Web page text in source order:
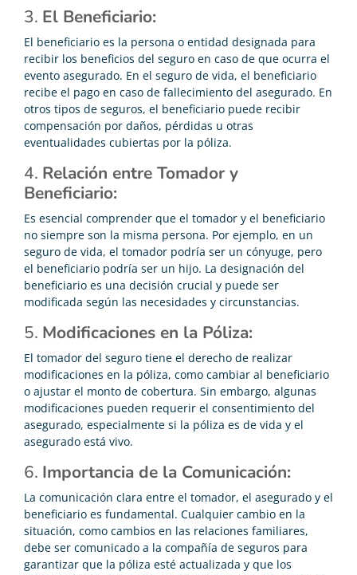
3. El Beneficiario:
El beneficiario es la persona o entidad designada para
recibir los beneficios del seguro en caso de que ocurra el
evento asegurado. En el seguro de vida, el beneficiario
recibe el pago en caso de fallecimiento del asegurado. En
otros tipos de seguros, el beneficiario puede recibir
compensación por daños, pérdidas u otras
eventualidades cubiertas por la póliza.
4. Relación entre Tomador y
Beneficiario:
Es esencial comprender que el tomador y el beneficiario
no siempre son la misma persona. Por ejemplo, en un
seguro de vida, el tomador podría ser un cónyuge, pero
el beneficiario podría ser un hijo. La designación del
beneficiario es una decisión crucial y puede ser
modificada según las necesidades y circunstancias.
5. Modificaciones en la Póliza:
El tomador del seguro tiene el derecho de realizar
modificaciones en la póliza, como cambiar al beneficiario
o ajustar el monto de cobertura. Sin embargo, algunas
modificaciones pueden requerir el consentimiento del
asegurado, especialmente si la póliza es de vida y el
asegurado está vivo.
6. Importancia de la Comunicación:
La comunicación clara entre el tomador, el asegurado y el
beneficiario es fundamental. Cualquier cambio en la
situación, como cambios en las relaciones familiares,
debe ser comunicado a la compañía de seguros para
garantizar que la póliza esté actualizada y que los